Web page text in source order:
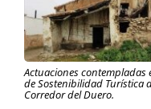
Actuaciones contempladas
de Sostenibilidad Turística
Corredor del Duero.